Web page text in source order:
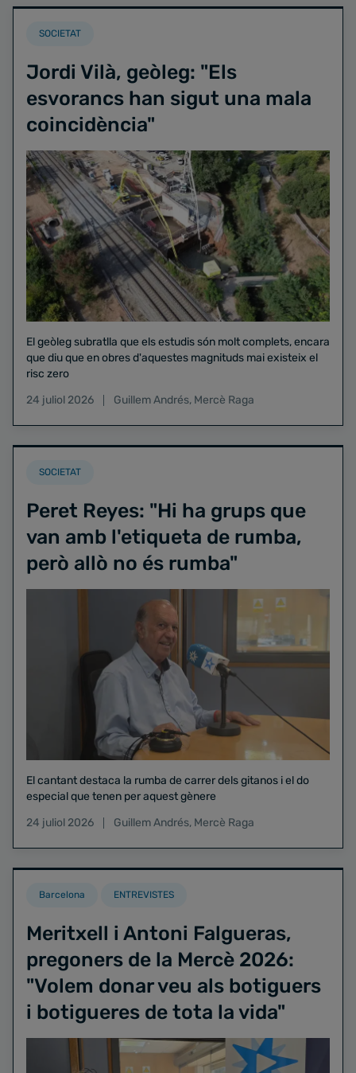
SOCIETAT
Jordi Vilà, geòleg: "Els
esvorancs han sigut una mala
coincidència"
El geòleg subratlla que els estudis són molt complets, encara
que diu que en obres d'aquestes magnituds mai existeix el
risc zero
24 juliol 2026
Guillem Andrés, Mercè Raga
SOCIETAT
Peret Reyes: "Hi ha grups que
van amb l'etiqueta de rumba,
però allò no és rumba"
El cantant destaca la rumba de carrer dels gitanos i el do
especial que tenen per aquest gènere
24 juliol 2026
Guillem Andrés, Mercè Raga
Barcelona ENTREVISTES
Meritxell i Antoni Falgueras,
pregoners de la Mercè 2026:
"Volem donar veu als botiguers
i botigueres de tota la vida"